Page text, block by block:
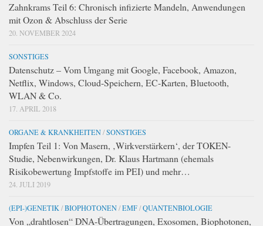
Zahnkrams Teil 6: Chronisch infizierte Mandeln, Anwendungen
mit Ozon & Abschluss der Serie
20. NOVEMBER 2024
SONSTIGES
Datenschutz – Vom Umgang mit Google, Facebook, Amazon,
Netflix, Windows, Cloud-Speichern, EC-Karten, Bluetooth,
WLAN & Co.
17. APRIL 2018
ORGANE & KRANKHEITEN/SONSTIGES
Impfen Teil 1: Von Masern, ‚Wirkverstärkern‘, der TOKEN-
Studie, Nebenwirkungen, Dr. Klaus Hartmann (ehemals
Risikobewertung Impfstoffe im PEI) und mehr…
24. JULI 2019
(EPI-)GENETIK /BIOPHOTONEN/EMF/QUANTENBIOLOGIE
Von „drahtlosen“ DNA-Übertragungen, Exosomen, Biophotonen,